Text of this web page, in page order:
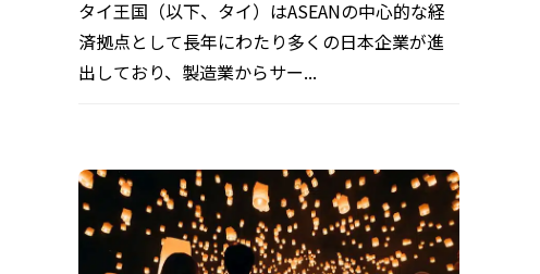
タイ王国（以下、タイ）はASEANの中心的な経
済拠点として長年にわたり多くの日本企業が進
出しており、製造業からサー...